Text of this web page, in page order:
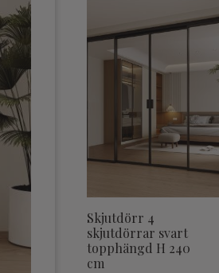
Skjutdörr 4
skjutdörrar svart
topphängd H 240
cm